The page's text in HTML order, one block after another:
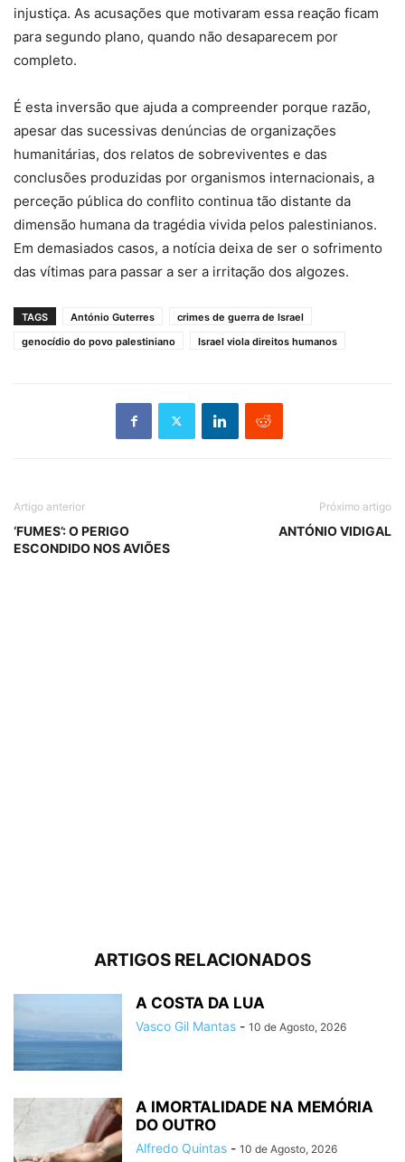
injustiça. As acusações que motivaram essa reação ficam
para segundo plano, quando não desaparecem por
completo.
É esta inversão que ajuda a compreender porque razão,
apesar das sucessivas denúncias de organizações
humanitárias, dos relatos de sobreviventes e das
conclusões produzidas por organismos internacionais, a
perceção pública do conflito continua tão distante da
dimensão humana da tragédia vivida pelos palestinianos.
Em demasiados casos, a notícia deixa de ser o sofrimento
das vítimas para passar a ser a irritação dos algozes.
TAGS António Guterres
crimes de guerra de Israel
genocídio do povo palestiniano
Israel viola direitos humanos
Artigo anterior
‘FUMES’: O PERIGO
ESCONDIDO NOS AVIÕES
Próximo artigo
ANTÓNIO VIDIGAL
ARTIGOS RELACIONADOS
A COSTA DA LUA
Vasco Gil Mantas - 10 de Agosto, 2026
A IMORTALIDADE NA MEMÓRIA
DO OUTRO
Alfredo Quintas - 10 de Agosto, 2026